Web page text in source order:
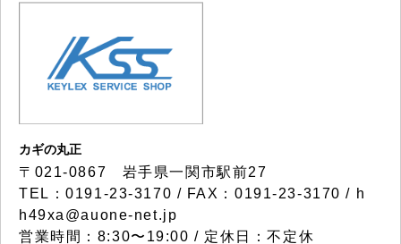
カギの丸正
〒021-0867 岩手県一関市駅前27
TEL：0191-23-3170 / FAX：0191-23-3170 / h
h49xa@auone-net.jp
営業時間：8:30〜19:00 / 定休日：不定休